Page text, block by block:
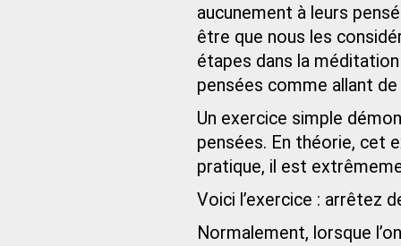
aucunement à leurs
être que nous les
étapes dans la
pensées comme allant de
Un exercice simple
pensées. En théorie, cet
pratique, il est
Voici l’exercice : arrêtez
Normalement, lorsque